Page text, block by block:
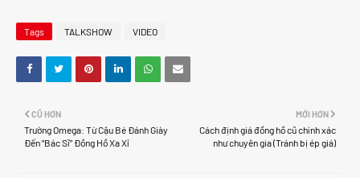
Tags TALKSHOW VIDEO
MỚI HƠN
Cách định giá đồng hồ cũ chính xác
như chuyên gia (Tránh bị ép giá)
CŨ HƠN
Trường Omega: Từ Cậu Bé Đánh Giày
Đến “Bác Sĩ” Đồng Hồ Xa Xỉ